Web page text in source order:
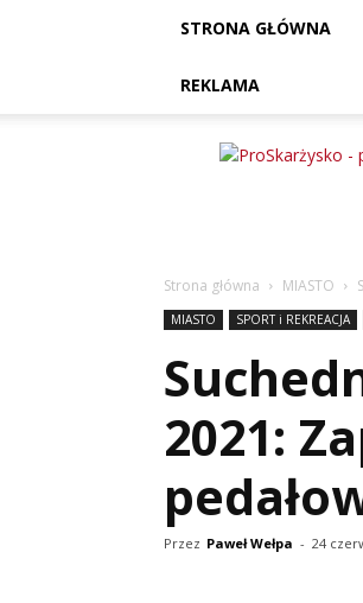
STRONA GŁÓWNA
REKLAMA
ProSkarżysko
Strona główna MIASTO
MIASTO SPORT i REKREACJA
2021:
Przez Paweł Wełpa - 24